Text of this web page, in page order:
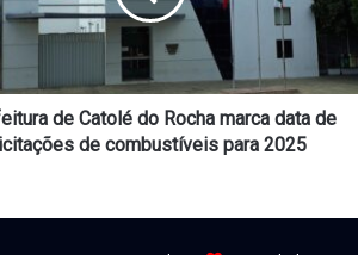
de Catolé do Rocha marca data de
de combustíveis para 2025